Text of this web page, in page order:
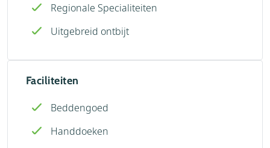
Regionale Specialiteiten
Uitgebreid ontbijt
Faciliteiten
Beddengoed
Handdoeken